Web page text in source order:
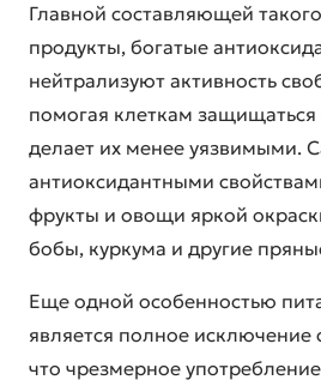
Главной составляющей
продукты, богатые
нейтрализуют активность
помогая клеткам защищаться
делает их менее уязвимыми.
антиоксидантными
фрукты и овощи яркой
бобы, куркума и другие
Еще одной особенностью
является полное исключение
что чрезмерное